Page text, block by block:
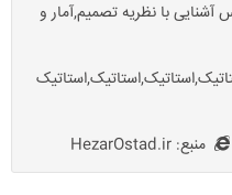
با نظریه تصمیم,آمار و
منبع: HezarOstad.ir